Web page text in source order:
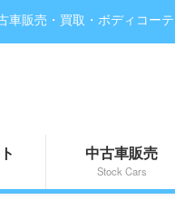
車販売・買取・ボディコー
中古車販売
Stock Cars